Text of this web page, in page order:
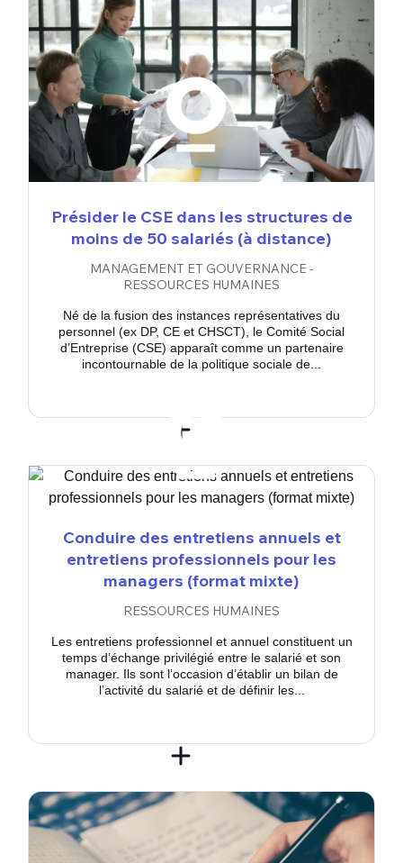
Présider le CSE dans les structures de
moins de 50 salariés (à distance)
MANAGEMENT ET GOUVERNANCE -
RESSOURCES HUMAINES
Né de la fusion des instances représentatives du
personnel (ex DP, CE et CHSCT), le Comité Social
d’Entreprise (CSE) apparaît comme un partenaire
incontournable de la politique sociale de...
Conduire des entretiens annuels et
entretiens professionnels pour les
managers (format mixte)
RESSOURCES HUMAINES
Les entretiens professionnel et annuel constituent un
temps d’échange privilégié entre le salarié et son
manager. Ils sont l’occasion d’établir un bilan de
l’activité du salarié et de définir les...